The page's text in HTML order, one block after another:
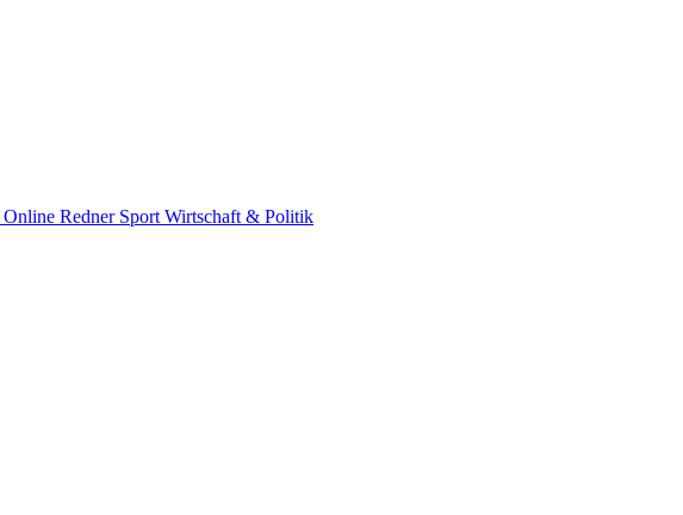
Online Redner Sport Wirtschaft & Politik